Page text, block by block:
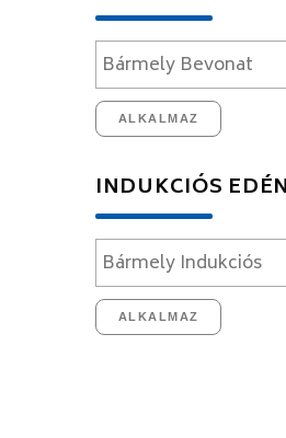
ALKALMAZ
INDUKCIÓS
ALKALMAZ